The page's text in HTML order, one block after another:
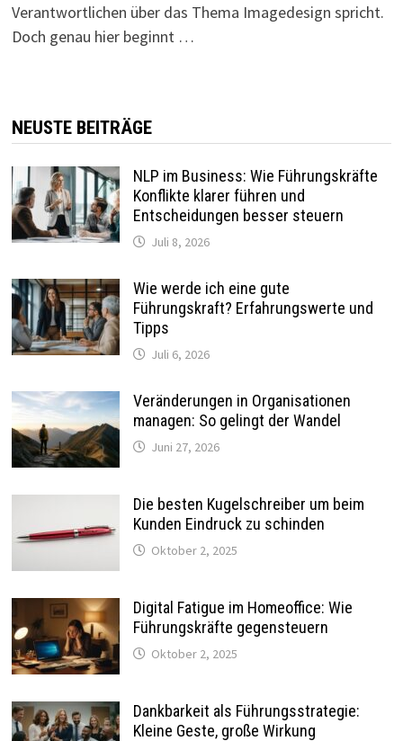
Verantwortlichen über das Thema Imagedesign spricht.
Doch genau hier beginnt …
NEUSTE BEITRÄGE
NLP im Business: Wie Führungskräfte
Konflikte klarer führen und
Entscheidungen besser steuern
Juli 8, 2026
Wie werde ich eine gute
Führungskraft? Erfahrungswerte und
Tipps
Juli 6, 2026
Veränderungen in Organisationen
managen: So gelingt der Wandel
Juni 27, 2026
Die besten Kugelschreiber um beim
Kunden Eindruck zu schinden
Oktober 2, 2025
Digital Fatigue im Homeoffice: Wie
Führungskräfte gegensteuern
Oktober 2, 2025
Dankbarkeit als Führungsstrategie:
Kleine Geste, große Wirkung